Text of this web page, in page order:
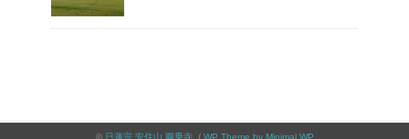
© 日蓮宗 安住山 圓乗寺. / WP Theme by Minimal WP